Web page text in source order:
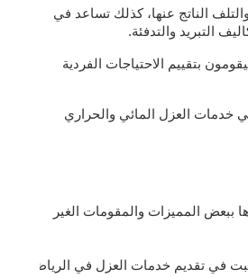
الناتج عنها، كذلك تساعد في
التبريد والتدفئة.
بتقييم الاحتياجات الفردية
خدمات العزل المائي والحراري
المميزات والمقومات الغير
في تقديم خدمات العزل في الرياض.